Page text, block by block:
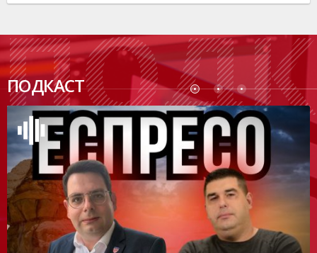
ПОДКАСТ
ПОДК
АСТ